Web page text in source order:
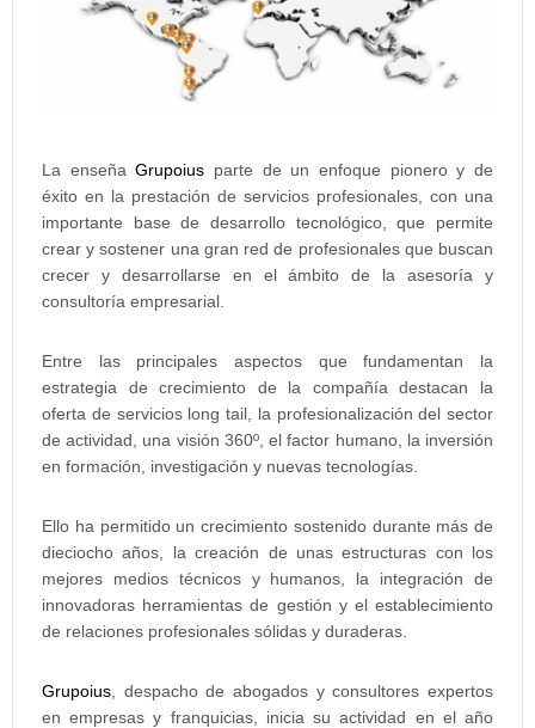
La enseñaGrupoius parte de un enfoque pionero y de
éxito en la prestación de servicios profesionales, con una
importante base de desarrollo tecnológico, que permite
crear y sostener una gran red de profesionales que buscan
crecer y desarrollarse en el ámbito de la asesoría y
consultoría empresarial.
Entre las principales aspectos que fundamentan la
estrategia de crecimiento de la compañía destacan la
oferta de servicios long tail, la profesionalización del sector
de actividad, una visión 360º, el factor humano, la inversión
en formación, investigación y nuevas tecnologías.
Ello ha permitido un crecimiento sostenido durante más de
dieciocho años, la creación de unas estructuras con los
mejores medios técnicos y humanos, la integración de
innovadoras herramientas de gestión y el establecimiento
de relaciones profesionales sólidas y duraderas.
Grupoius , despacho de abogados y consultores expertos
en empresas y franquicias, inicia su actividad en el año